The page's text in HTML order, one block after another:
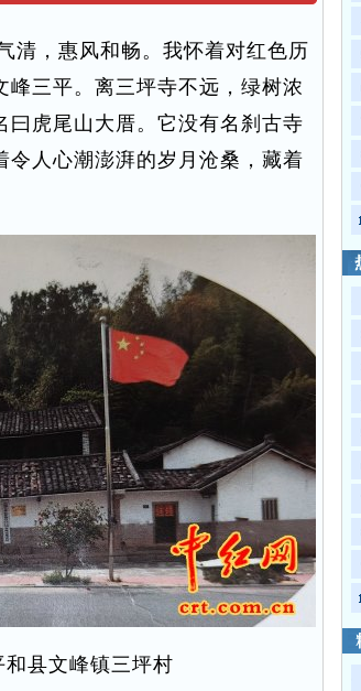
，惠风和畅。我怀着对红色历
峰三平。离三坪寺不远，绿树浓
虎尾山大厝。它没有名刹古寺
令人心潮澎湃的岁月沧桑，藏着
县文峰镇三坪村